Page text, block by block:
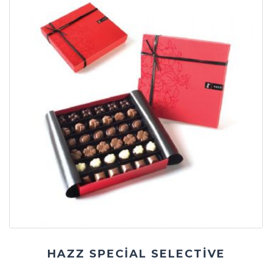
HAZZ SPECİAL SELECTİVE